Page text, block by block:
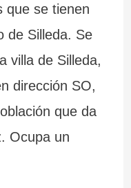
que se tienen
de Silleda. Se
villa de Silleda,
dirección SO,
que da
Ocupa un